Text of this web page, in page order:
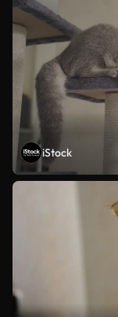
iStock